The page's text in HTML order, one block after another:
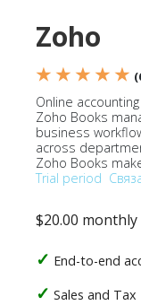
Zoho
★ ★ ★ ★ ★
Online
Zoho Books
business
across
Zoho Books
Trial period
$20.00 monthly
End-to-end
Sales and Tax